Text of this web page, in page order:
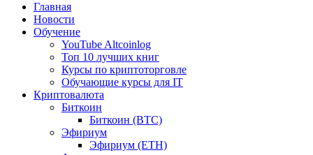
Главная
Новости
Обучение
YouTube Altcoinlog
Топ 10 лучших книг
Курсы по криптоторговле
Обучающие курсы для IT
Криптовалюта
Биткоин
Биткоин (BTC)
Эфириум
Эфириум (ETH)